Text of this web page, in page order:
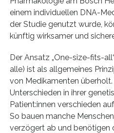
einem individuellen DNA-
der Studie genutzt wurde,
künftig wirksamer und
Der Ansatz „One-size-fits-
alle) ist als allgemeines
von Medikamenten
Unterschieden in ihrer
Patient:innen verschieden
So bauen manche
verzögert ab und benötigen